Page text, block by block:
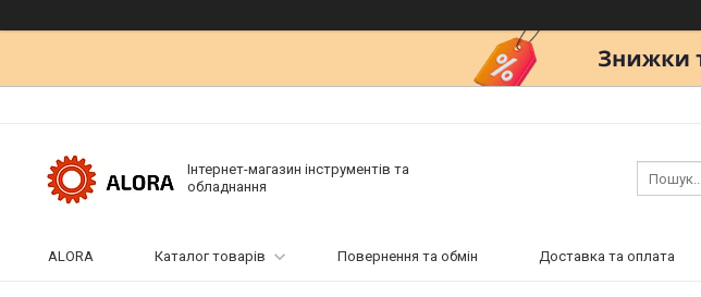
Інтернет-магазин інструментів та
обладнання
ALORA Каталог товарів Повернення та обмін Доставка та оплата